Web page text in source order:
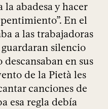
la abadesa y hacer
En el
a las trabajadoras
silencio
en sus
de la Pietà les
canciones de
esa regla debía